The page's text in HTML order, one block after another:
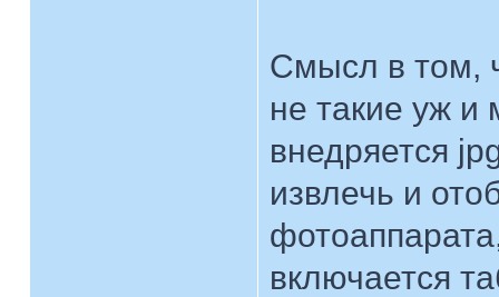
Смысл в том,
не такие уж
внедряется
извлечь и
включается